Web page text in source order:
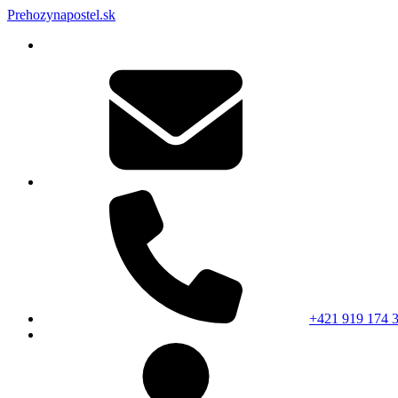
Prehozynapostel.sk
+421 919 174